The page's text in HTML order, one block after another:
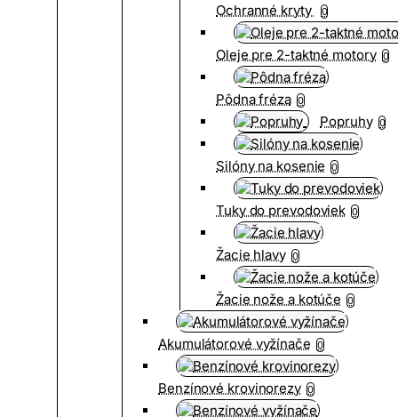
Ochranné kryty 0
Oleje pre 2-taktné motory 0
Pôdna fréza 0
Popruhy 0
Silóny na kosenie 0
Tuky do prevodoviek 0
Žacie hlavy 0
Žacie nože a kotúče 0
Akumulátorové vyžínače 0
Benzínové krovinorezy 0